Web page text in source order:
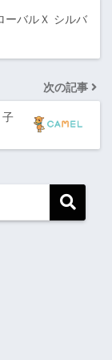
ーバルＸ シルバ
次の記事
子